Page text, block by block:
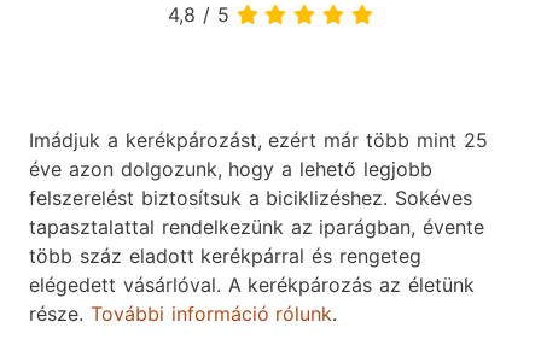
4,8 / 5
Imádjuk a kerékpározást, ezért már több mint 25
éve azon dolgozunk, hogy a lehető legjobb
felszerelést biztosítsuk a biciklizéshez. Sokéves
tapasztalattal rendelkezünk az iparágban, évente
több száz eladott kerékpárral és rengeteg
elégedett vásárlóval. A kerékpározás az életünk
része. További információ rólunk.